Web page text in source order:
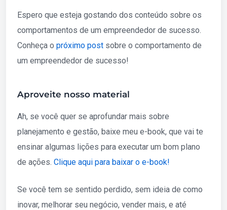
Espero que esteja gostando dos conteúdo sobre os
comportamentos de um empreendedor de sucesso.
Conheça o próximo post sobre o comportamento de
um empreendedor de sucesso!
Aproveite nosso material
Ah, se você quer se aprofundar mais sobre
planejamento e gestão, baixe meu e-book, que vai te
ensinar algumas lições para executar um bom plano
de ações. Clique aqui para baixar o e-book!
Se você tem se sentido perdido, sem ideia de como
inovar, melhorar seu negócio, vender mais, e até